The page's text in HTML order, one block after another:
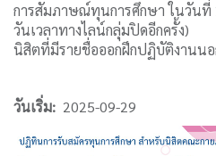
การสัมภาษณ์ทุนการศึกษา ในวันที่
วันเวลาทางไลน์กลุ่มปิดอีกครั้ง)
นิสิตที่มีรายชื่อออกฝึกปฏิบัติงานน
วันเริ่ม 2025-09-29